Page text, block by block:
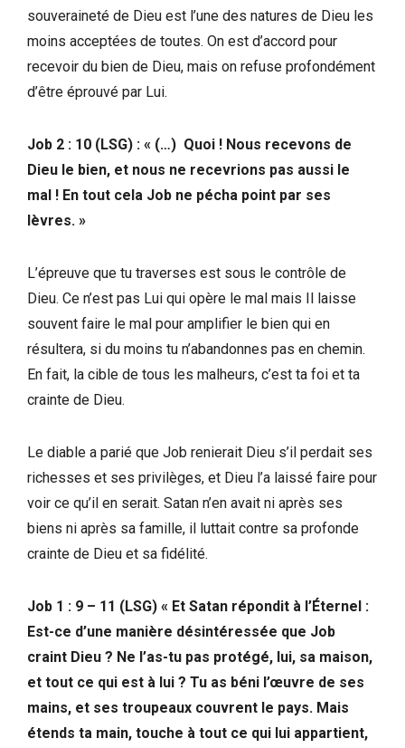
souveraineté de Dieu est l’une des natures de Dieu les
moins acceptées de toutes. On est d’accord pour
recevoir du bien de Dieu, mais on refuse profondément
d’être éprouvé par Lui.
Job 2 : 10 (LSG) : « (…) Quoi ! Nous recevons de
Dieu le bien, et nous ne recevrions pas aussi le
mal ! En tout cela Job ne pécha point par ses
lèvres. »
L’épreuve que tu traverses est sous le contrôle de
Dieu. Ce n’est pas Lui qui opère le mal mais Il laisse
souvent faire le mal pour amplifier le bien qui en
résultera, si du moins tu n’abandonnes pas en chemin.
En fait, la cible de tous les malheurs, c’est ta foi et ta
crainte de Dieu.
Le diable a parié que Job renierait Dieu s’il perdait ses
richesses et ses privilèges, et Dieu l’a laissé faire pour
voir ce qu’il en serait. Satan n’en avait ni après ses
biens ni après sa famille, il luttait contre sa profonde
crainte de Dieu et sa fidélité.
Job 1 : 9 – 11 (LSG) « Et Satan répondit à l’Éternel :
Est-ce d’une manière désintéressée que Job
craint Dieu ? Ne l’as-tu pas protégé, lui, sa maison,
et tout ce qui est à lui ? Tu as béni l’œuvre de ses
mains, et ses troupeaux couvrent le pays. Mais
étends ta main, touche à tout ce qui lui appartient,